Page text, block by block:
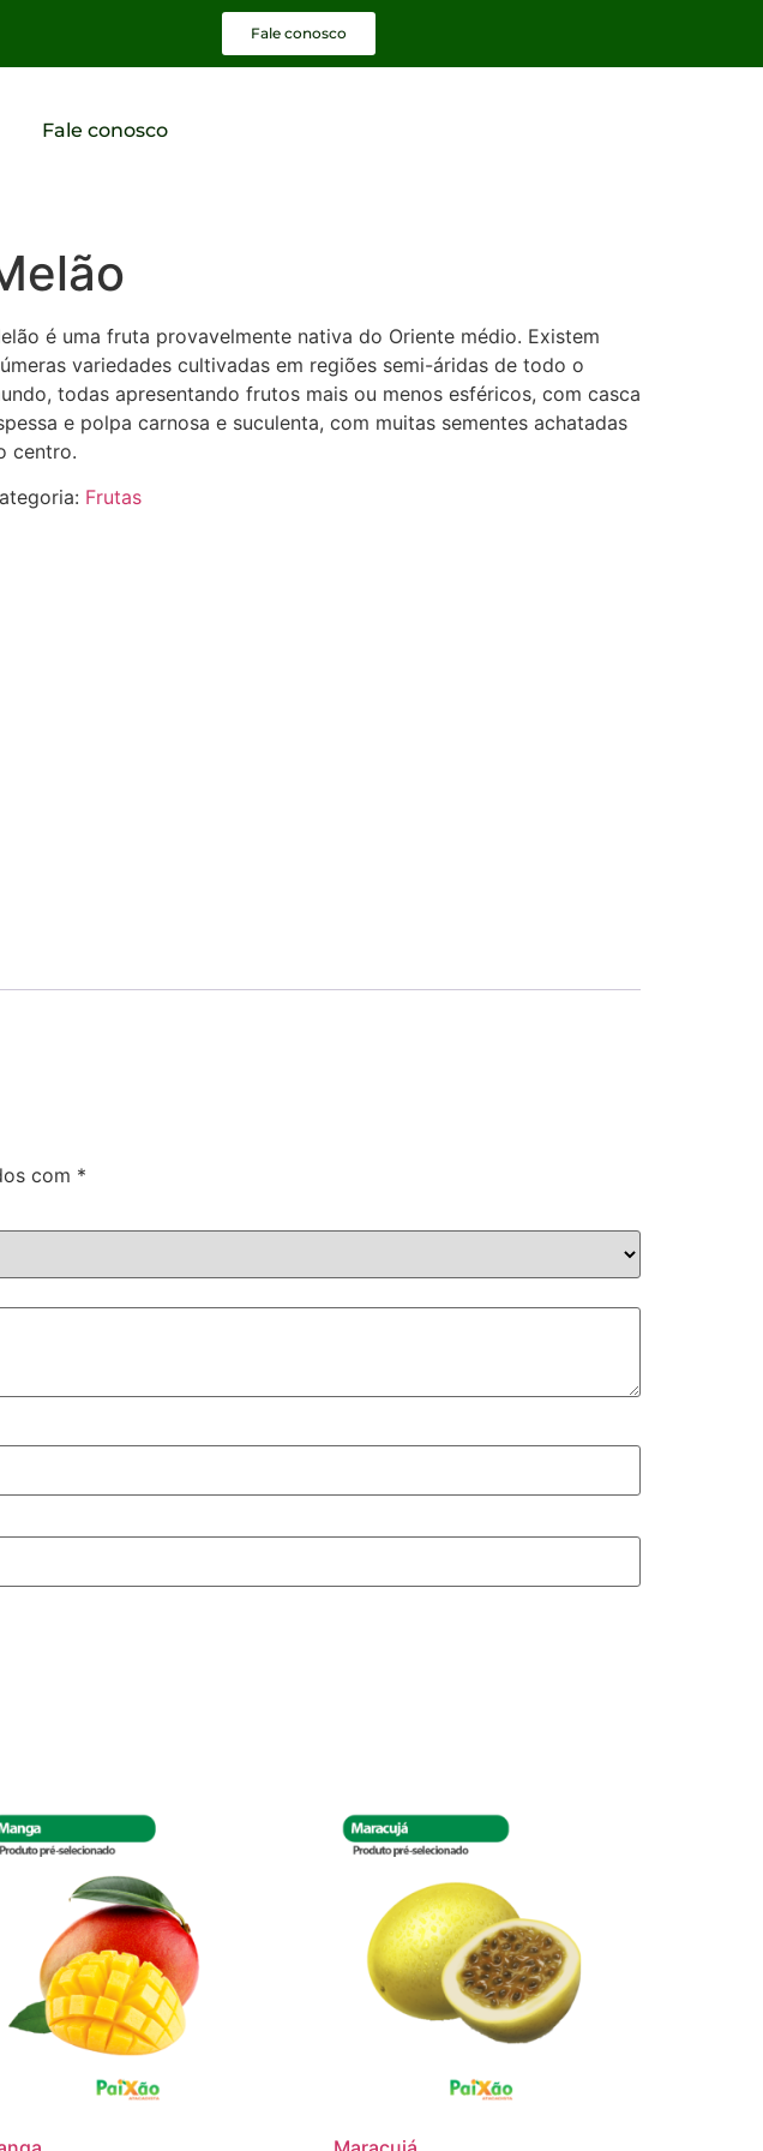
Fale conosco
Fale conosco
é uma fruta provavelmente nativa do Oriente médio. Existem
variedades cultivadas em regiões semi-áridas de todo o
todas apresentando frutos mais ou menos esféricos, com casca
e polpa carnosa e suculenta, com muitas sementes achatadas
centro.
Frutas
com *